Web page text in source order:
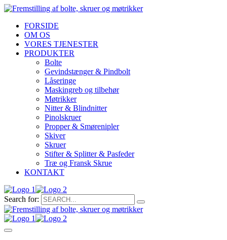
FORSIDE
OM OS
VORES TJENESTER
PRODUKTER
Bolte
Gevindstænger & Pindbolt
Låseringe
Maskingreb og tilbehør
Møtrikker
Nitter & Blindnitter
Pinolskruer
Propper & Smørenipler
Skiver
Skruer
Stifter & Splitter & Pasfeder
Træ og Fransk Skrue
KONTAKT
Search for: